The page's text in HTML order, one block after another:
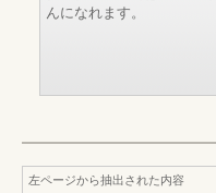
んになれます。
左ページから抽出された内容